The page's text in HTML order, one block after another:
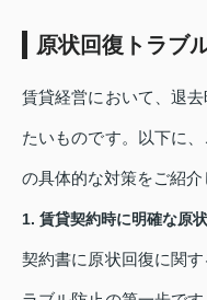
原状回復トラブ
賃貸経営において、退
たいものです。以下に
の具体的な対策をご紹介
1. 賃貸契約時に明確な原
契約書に原状回復に関